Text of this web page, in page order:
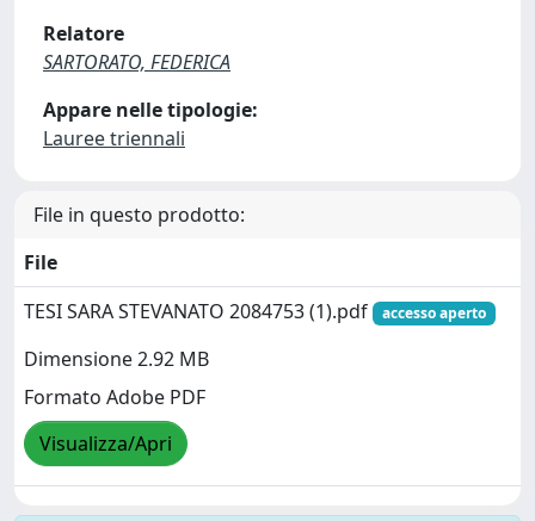
Relatore
SARTORATO, FEDERICA
Appare nelle tipologie:
Lauree triennali
File in questo prodotto:
File
TESI SARA STEVANATO 2084753 (1).pdf
accesso aperto
Dimensione 2.92 MB
Formato Adobe PDF
Visualizza/Apri